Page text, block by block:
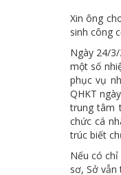
Xin ông
sinh công
Ngày 24/
một số
phục vụ
QHKT
trung tâm
chức cá
trúc biết
Nếu có
sơ, Sở